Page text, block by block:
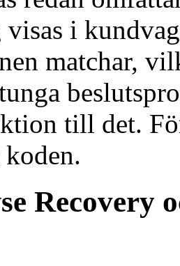
i
matchar,
till det.
Recovery